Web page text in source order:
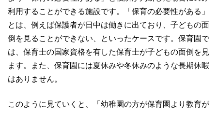
利用することができる施設です。「保育の必要性がある」
とは、例えば保護者が日中は働きに出ており、子どもの面
倒を見ることができない、といったケースです。保育園で
は、保育士の国家資格を有した保育士が子どもの面倒を見
ます。また、保育園には夏休みや冬休みのような長期休暇
はありません。
このように見ていくと、「幼稚園の方が保育園より教育が